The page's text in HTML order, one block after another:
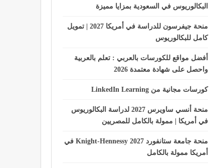
البكالوريوس في السعودية بمزايا مميزة
منحة جيفرسون للدراسة في أمريكا 2027 | تمويل
كامل للبكالوريوس
أفضل مواقع للكورسات بالعربي : تعلم بالعربية
واحصل على شهادة معتمدة 2026
كورسات مجانية من LinkedIn Learning
منحة أنسي ساويرس 2027 لدراسة البكالوريوس
في أمريكا | ممولة بالكامل للمصريين
منحة جامعة ستانفورد Knight-Hennessy 2027 في
أمريكا ممولة بالكامل